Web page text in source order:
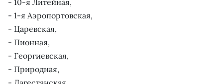
- 1-я Аэропортовская,
- Царевская,
- Пионная,
- Георгиевская,
- Природная,